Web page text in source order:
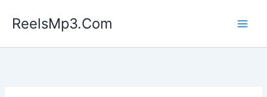
ReelsMp3.Com